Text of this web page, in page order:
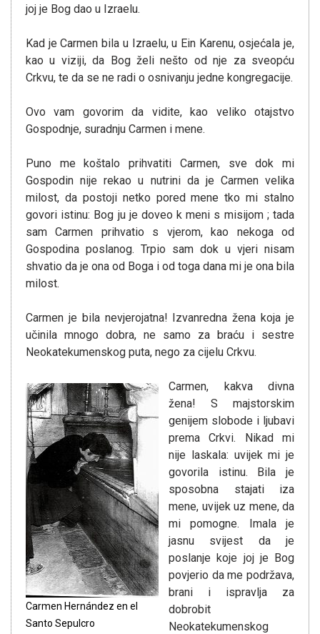
joj je Bog dao u Izraelu.
Kad je Carmen bila u Izraelu, u Ein Karenu, osjećala je,
kao u viziji, da Bog želi nešto od nje za sveopću
Crkvu, te da se ne radi o osnivanju jedne kongregacije.
Ovo vam govorim da vidite, kao veliko otajstvo
Gospodnje, suradnju Carmen i mene.
Puno me koštalo prihvatiti Carmen, sve dok mi
Gospodin nije rekao u nutrini da je Carmen velika
milost, da postoji netko pored mene tko mi stalno
govori istinu: Bog ju je doveo k meni s misijom ; tada
sam Carmen prihvatio s vjerom, kao nekoga od
Gospodina poslanog. Trpio sam dok u vjeri nisam
shvatio da je ona od Boga i od toga dana mi je ona bila
milost.
Carmen je bila nevjerojatna! Izvanredna žena koja je
učinila mnogo dobra, ne samo za braću i sestre
Neokatekumenskog puta, nego za cijelu Crkvu.
Carmen Hernández en el
Santo Sepulcro
Carmen, kakva divna
žena! S majstorskim
genijem slobode i ljubavi
prema Crkvi. Nikad mi
nije laskala: uvijek mi je
govorila istinu. Bila je
sposobna stajati iza
mene, uvijek uz mene, da
mi pomogne. Imala je
jasnu svijest da je
poslanje koje joj je Bog
povjerio da me podržava,
brani i ispravlja za
dobrobit
Neokatekumenskog